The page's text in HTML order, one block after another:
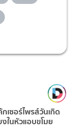
เซอร์ไพรส์วันเกิด
ในหัวแอบขโมย